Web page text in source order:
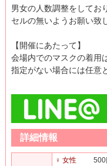
男女の人数調整をしてお
セルの無いようお願い致
【開催にあたって】
会場内でのマスクの着用
指定がない場合には任意
詳細情報
♀ 女性
500